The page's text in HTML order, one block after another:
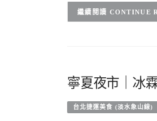
CONTINUE
寧夏夜市｜冰
台北捷運美食 (淡水象山線)